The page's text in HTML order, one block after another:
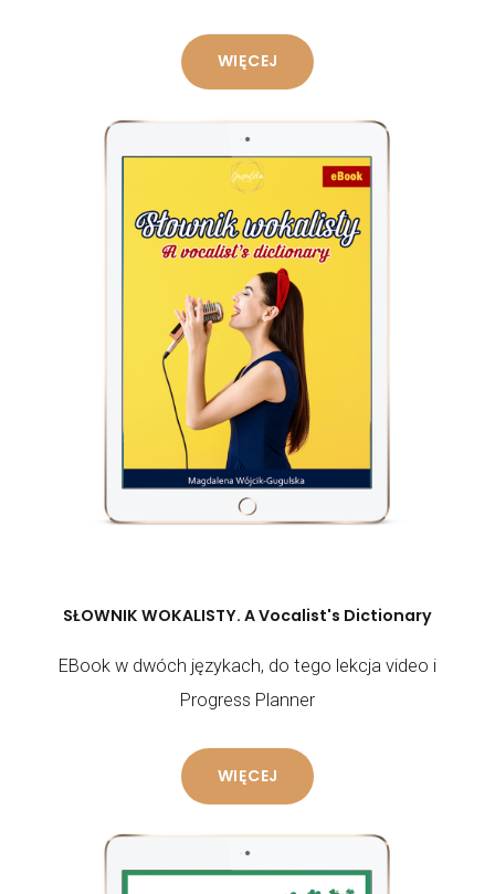
WIĘCEJ
SŁOWNIK WOKALISTY. A Vocalist's Dictionary
EBook w dwóch językach, do tego lekcja video i
Progress Planner
WIĘCEJ